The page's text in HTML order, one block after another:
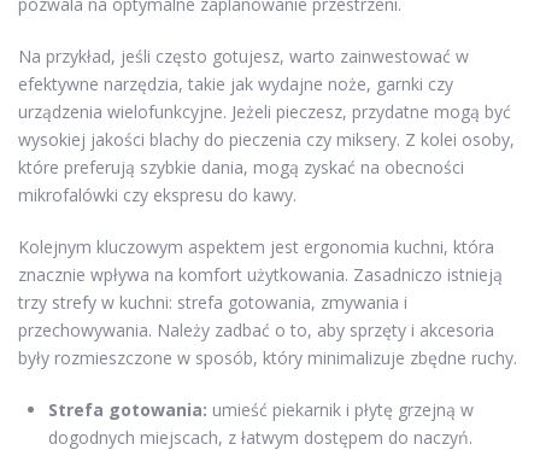
Na przykład, jeśli często gotujesz, warto zainwestować w
efektywne narzędzia, takie jak wydajne noże, garnki czy
urządzenia wielofunkcyjne. Jeżeli pieczesz, przydatne mogą być
wysokiej jakości blachy do pieczenia czy miksery. Z kolei osoby,
które preferują szybkie dania, mogą zyskać na obecności
mikrofalówki czy ekspresu do kawy.
Kolejnym kluczowym aspektem jest ergonomia kuchni, która
znacznie wpływa na komfort użytkowania. Zasadniczo istnieją
trzy strefy w kuchni: strefa gotowania, zmywania i
przechowywania. Należy zadbać o to, aby sprzęty i akcesoria
były rozmieszczone w sposób, który minimalizuje zbędne ruchy.
Strefa gotowania: umieść piekarnik i płytę grzejną w
dogodnych miejscach, z łatwym dostępem do naczyń.